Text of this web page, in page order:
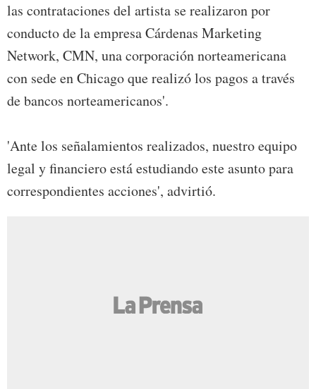
las contrataciones del artista se realizaron por
conducto de la empresa Cárdenas Marketing
Network, CMN, una corporación norteamericana
con sede en Chicago que realizó los pagos a través
de bancos norteamericanos'.
'Ante los señalamientos realizados, nuestro equipo
legal y financiero está estudiando este asunto para
correspondientes acciones', advirtió.